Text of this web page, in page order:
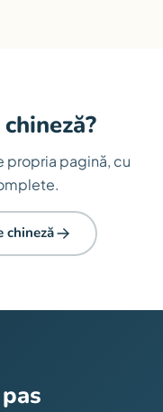
propria pagină, cu
chineză